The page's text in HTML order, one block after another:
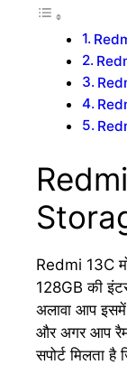
Redmi 13C
128GB की
अलावा आप इसमें
और अगर आप रैम
सपोर्ट मिलता